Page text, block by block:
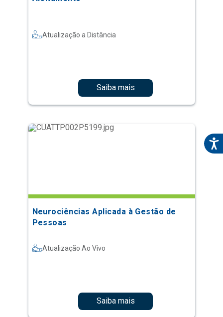
Atualização a Distância
Saiba mais
Neurociências Aplicada à Gestão de
Pessoas
Atualização Ao Vivo
Saiba mais